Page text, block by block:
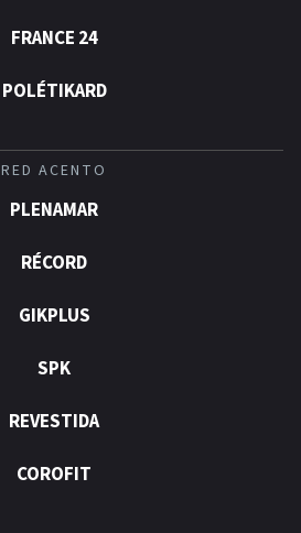
FRANCE 24
POLÉTIKARD
RED ACENTO
PLENAMAR
RÉCORD
GIKPLUS
SPK
REVESTIDA
COROFIT